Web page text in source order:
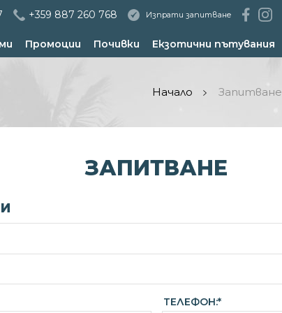
+359 887 260 768 Изпрати запитване
Промоции Почивки Екзотични пътувания
Начало Запитване
ЗАПИТВАНЕ
ТЕЛЕФОН:*